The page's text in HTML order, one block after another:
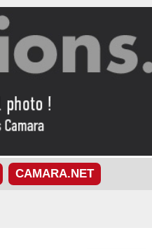
CAMARA.NET